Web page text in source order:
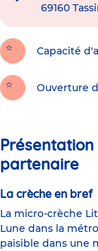
69160
Capacité
Ouverture
partenaire
La crèche en bref
La micro-crèche
Lune dans la
paisible dans une